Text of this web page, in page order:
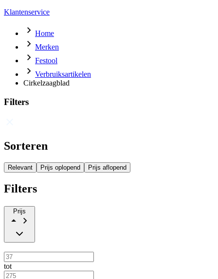
Klantenservice
Home
Merken
Festool
Verbruiksartikelen
Cirkelzaagblad
Filters
Sorteren
Relevant Prijs oplopend Prijs aflopend
Filters
Prijs
tot